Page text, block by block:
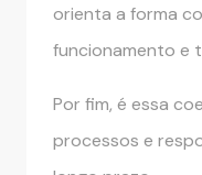
orienta a forma
funcionamento e
Por fim, é essa
processos e